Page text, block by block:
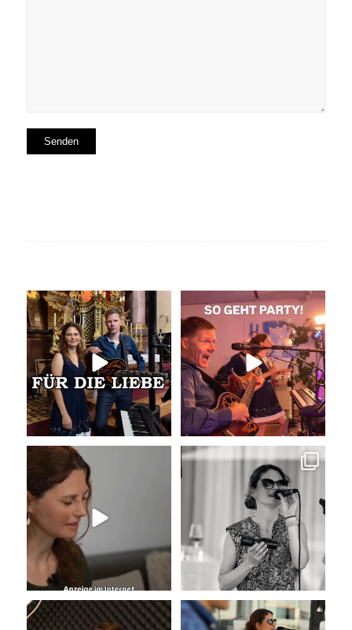
Unser Geheimtipp für die
Trauung
Wir...
26 0
So geht Party!
Was für eine tolle...
34 0
Unser Kennenlernen vor 15
Jahren
Vor 15
34
Sommer, Sonne, Gefühle bei der
Agape!
...
41 0
La Camisa Negra
Musik bei der Agape